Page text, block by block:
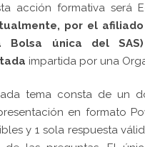
acción formativa será
por el
Bolsa única del SAS)
impartida por una
tema consta de un
en formato
y 1 sola respuesta